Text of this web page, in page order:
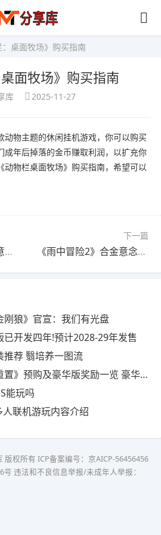
桌面牧场》购买指南
桌面牧场》购买指南
库 2025-11-27
动物主题的休闲挂机游戏，你可以购买
成年后掉落的金币赚取利润，以扩充你
动物栏桌面牧场》购买指南，希望可以
下一篇
《雨中冒险2》合金意念BOSS独一之翼位置
刚狼》官宣：我们有光盘
开发四年!预计2028-29年发售
推荐 翳培养一图流
预购及豪华版奖励一览 豪华版有什么
能玩吗
联机游玩内容介绍
版权所有 ICP备案编号：京AICP-56456456
违法和不良信息举报/未成年人举报：